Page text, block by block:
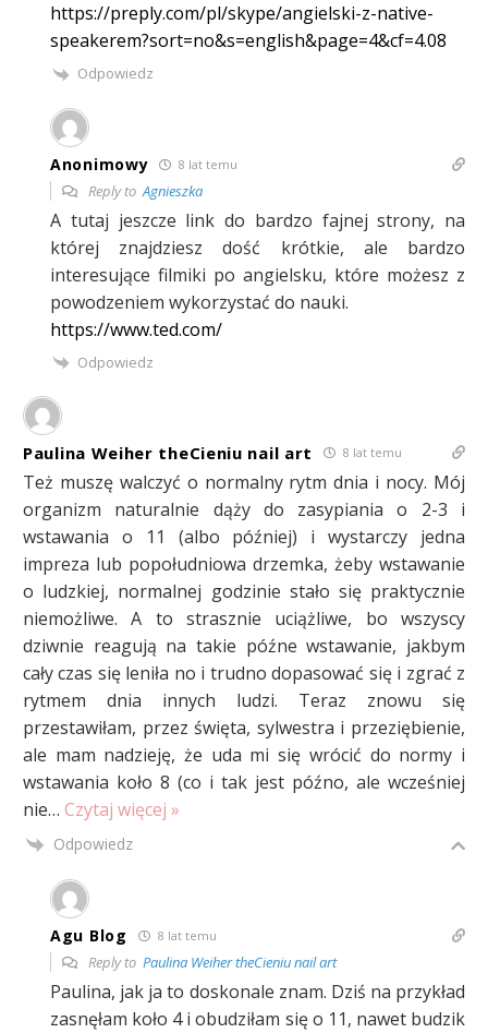
https://preply.com/pl/skype/angielski-z-native-
speakerem?sort=no&s=english&page=4&cf=4.08
Odpowiedz
Anonimowy 8 lat temu
Reply toAgnieszka
A tutaj jeszcze link do bardzo fajnej strony, na
której znajdziesz dość krótkie, ale bardzo
interesujące filmiki po angielsku, które możesz z
powodzeniem wykorzystać do nauki.
https://www.ted.com/
Odpowiedz
Paulina Weiher theCieniu nail art 8 lat temu
Też muszę walczyć o normalny rytm dnia i nocy. Mój
organizm naturalnie dąży do zasypiania o 2-3 i
wstawania o 11 (albo później) i wystarczy jedna
impreza lub popołudniowa drzemka, żeby wstawanie
o ludzkiej, normalnej godzinie stało się praktycznie
niemożliwe. A to strasznie uciążliwe, bo wszyscy
dziwnie reagują na takie późne wstawanie, jakbym
cały czas się leniła no i trudno dopasować się i zgrać z
rytmem dnia innych ludzi. Teraz znowu się
przestawiłam, przez święta, sylwestra i przeziębienie,
ale mam nadzieję, że uda mi się wrócić do normy i
wstawania koło 8 (co i tak jest późno, ale wcześniej
nie… Czytaj więcej »
Odpowiedz
Agu Blog 8 lat temu
Reply to Paulina Weiher theCieniu nail art
Paulina, jak ja to doskonale znam. Dziś na przykład
zasnęłam koło 4 i obudziłam się o 11, nawet budzik